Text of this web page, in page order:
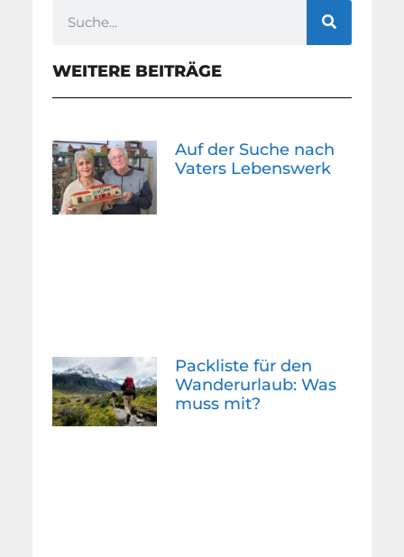
WEITERE BEITRÄGE
Auf der Suche nach
Vaters Lebenswerk
Packliste für den
Wanderurlaub: Was
muss mit?